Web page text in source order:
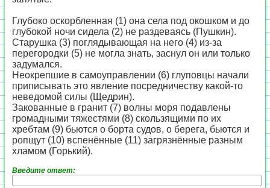
Глубоко оскорбленная (1) она села под окошком и до
глубокой ночи сидела (2) не раздеваясь (Пушкин).
Старушка (3) поглядывающая на него (4) из-за
перегородки (5) не могла знать, заснул он или только
задумался.
Неокрепшие в самоуправлении (6) глуповцы начали
приписывать это явление посредничеству какой-то
неведомой силы (Щедрин).
Закованные в гранит (7) волны моря подавлены
громадными тяжестями (8) скользящими по их
хребтам (9) бьются о борта судов, о берега, бьются и
ропщут (10) вспенённые (11) загрязнённые разным
хламом (Горький).
Введите ответ: